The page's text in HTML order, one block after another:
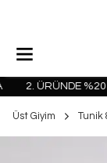
2. ÜRÜNDE %20
Üst Giyim Tunik